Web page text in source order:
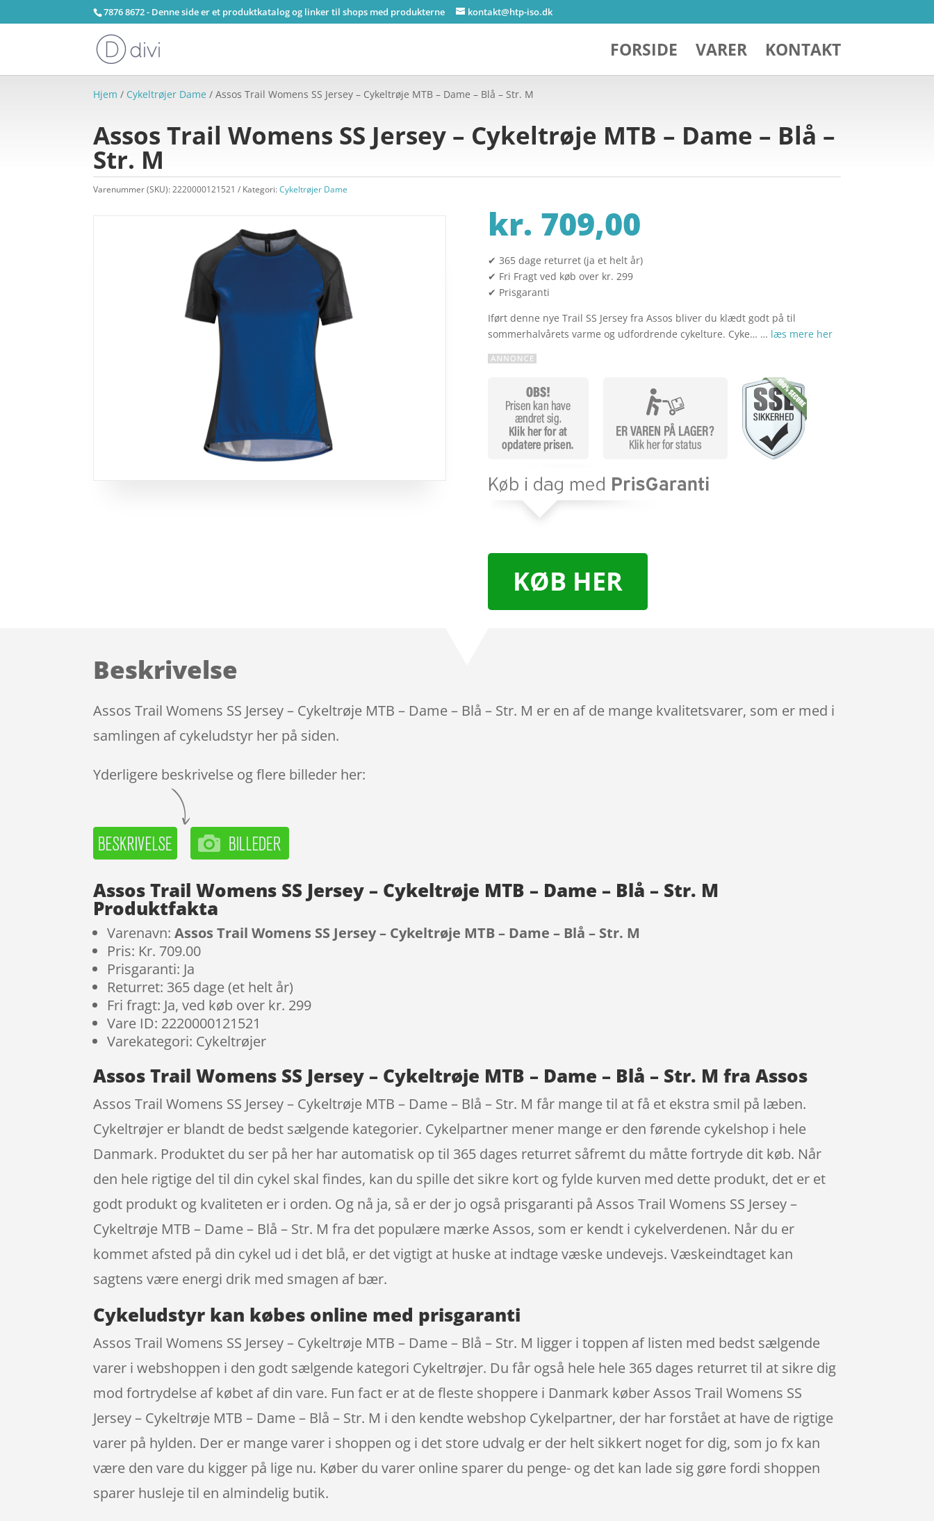
7876 8672 - Denne side er et produktkatalog og linker til shops med produkterne kontakt@htp-iso.dk
FORSIDE VARER KONTAKT
Hjem / Cykeltrøjer Dame / Assos Trail Womens SS Jersey – Cykeltrøje MTB – Dame – Blå – Str. M
Assos Trail Womens SS Jersey – Cykeltrøje MTB – Dame – Blå –
Str. M
Varenummer (SKU):2220000121521 Kategori:Cykeltrøjer Dame
kr. 709,00
✔ 365 dage returret (ja et helt år)
✔ Fri Fragt ved køb over kr. 299
✔ Prisgaranti
Iført denne nye Trail SS Jersey fra Assos bliver du klædt godt på til
sommerhalvårets varme og udfordrende cykelture. Cyke… … læs mere her
KØB HER
Beskrivelse
Assos Trail Womens SS Jersey – Cykeltrøje MTB – Dame – Blå – Str. M er en af de mange kvalitetsvarer, som er med i
samlingen af cykeludstyr her på siden.
Yderligere beskrivelse og flere billeder her:
Assos Trail Womens SS Jersey – Cykeltrøje MTB – Dame – Blå – Str. M
Produktfakta
Varenavn:Assos Trail Womens SS Jersey – Cykeltrøje MTB – Dame – Blå – Str. M
Pris: Kr. 709.00
Prisgaranti: Ja
Returret: 365 dage (et helt år)
Fri fragt: Ja, ved køb over kr. 299
Vare ID: 2220000121521
Varekategori: Cykeltrøjer
Assos Trail Womens SS Jersey – Cykeltrøje MTB – Dame – Blå – Str. M fra Assos
Assos Trail Womens SS Jersey – Cykeltrøje MTB – Dame – Blå – Str. M får mange til at få et ekstra smil på læben.
Cykeltrøjer er blandt de bedst sælgende kategorier. Cykelpartner mener mange er den førende cykelshop i hele
Danmark. Produktet du ser på her har automatisk op til 365 dages returret såfremt du måtte fortryde dit køb. Når
den hele rigtige del til din cykel skal findes, kan du spille det sikre kort og fylde kurven med dette produkt, det er et
godt produkt og kvaliteten er i orden. Og nå ja, så er der jo også prisgaranti på Assos Trail Womens SS Jersey –
Cykeltrøje MTB – Dame – Blå – Str. M fra det populære mærke Assos, som er kendt i cykelverdenen. Når du er
kommet afsted på din cykel ud i det blå, er det vigtigt at huske at indtage væske undevejs. Væskeindtaget kan
sagtens være energi drik med smagen af bær.
Cykeludstyr kan købes online med prisgaranti
Assos Trail Womens SS Jersey – Cykeltrøje MTB – Dame – Blå – Str. M ligger i toppen af listen med bedst sælgende
varer i webshoppen i den godt sælgende kategori Cykeltrøjer. Du får også hele hele 365 dages returret til at sikre dig
mod fortrydelse af købet af din vare. Fun fact er at de fleste shoppere i Danmark køber Assos Trail Womens SS
Jersey – Cykeltrøje MTB – Dame – Blå – Str. M i den kendte webshop Cykelpartner, der har forstået at have de rigtige
varer på hylden. Der er mange varer i shoppen og i det store udvalg er der helt sikkert noget for dig, som jo fx kan
være den vare du kigger på lige nu. Køber du varer online sparer du penge- og det kan lade sig gøre fordi shoppen
sparer husleje til en almindelig butik.